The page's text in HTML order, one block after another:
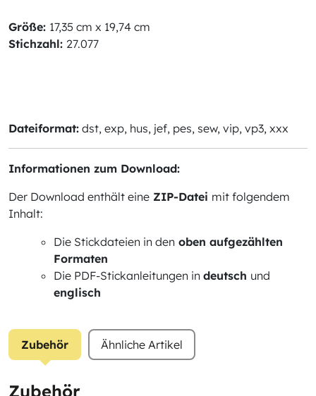
Größe: 17,35 cm x 19,74 cm
Stichzahl: 27.077
Dateiformat: dst, exp, hus, jef, pes, sew, vip, vp3, xxx
Informationen zum Download:
Der Download enthält eine ZIP-Datei mit folgendem
Inhalt:
Die Stickdateien in den oben aufgezählten
Formaten
Die PDF-Stickanleitungen in deutsch und
englisch
Zubehör Ähnliche Artikel
Zubehör